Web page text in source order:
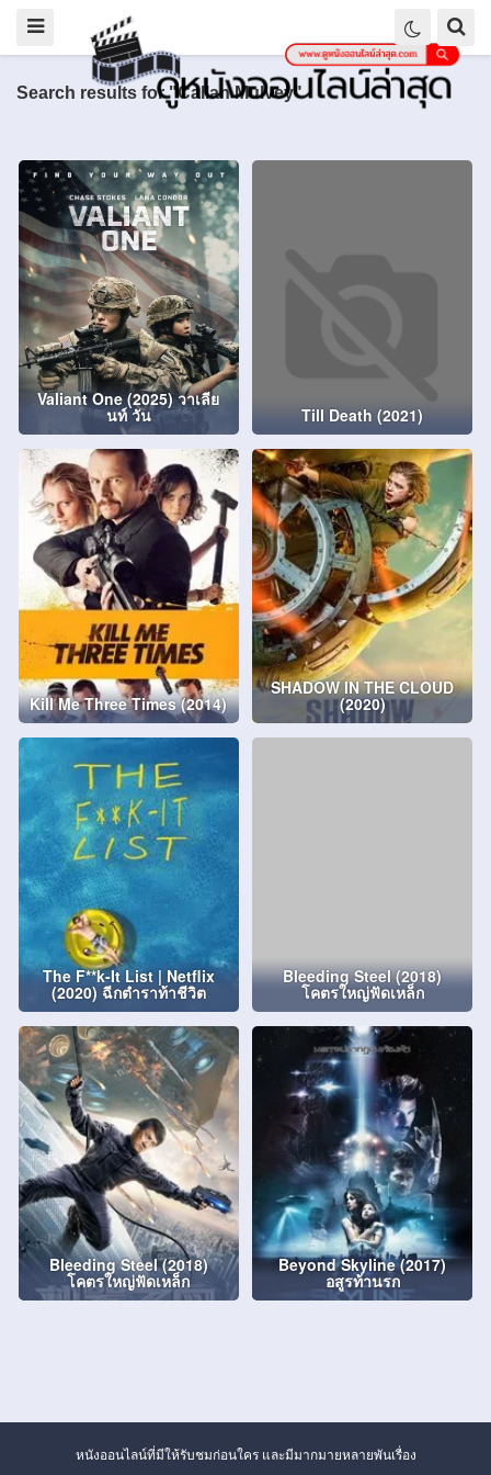
Search results for "Callan Mulvey"
Valiant One (2025) วาเลีย
นท์ วัน Till Death (2021)
Kill Me Three Times (2014)
SHADOW IN THE CLOUD
(2020)
The F**k-It List | Netflix
(2020) ฉีกตำราท้าชีวิต
Bleeding Steel (2018)
โคตรใหญ่ฟัดเหล็ก
Bleeding Steel (2018)
โคตรใหญ่ฟัดเหล็ก
Beyond Skyline (2017)
อสูรท้านรก
หนังออนไลน์ที่มีให้รับชมก่อนใคร และมีมากมายหลายพันเรื่อง